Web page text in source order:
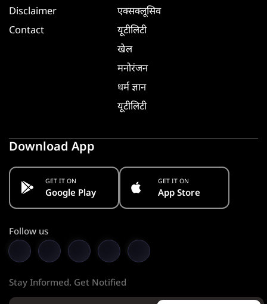
Disclaimer
Contact
एक्सक्लूसिव
यूटीलिटी
खेल
मनोरंजन
धर्म ज्ञान
यूटीलिटी
Download App
GET IT ON
Google Play
GET IT ON
App Store
Follow us
Stay Informed. Get Notified